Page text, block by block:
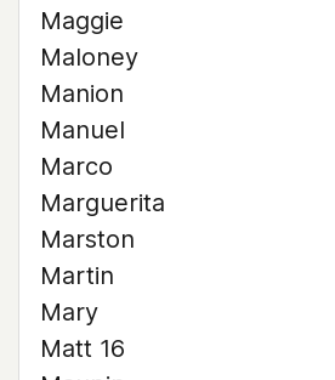
Maggie
Maloney
Manion
Manuel
Marco
Marguerita
Marston
Martin
Mary
Matt 16